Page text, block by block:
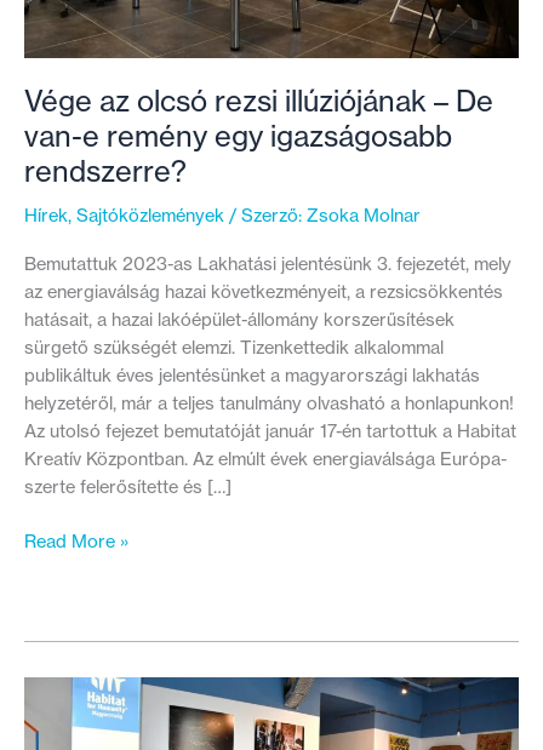
Vége az olcsó rezsi illúziójának – De
van-e remény egy igazságosabb
rendszerre?
Hírek, Sajtóközlemények / Szerző: Zsoka Molnar
Bemutattuk 2023-as Lakhatási jelentésünk 3. fejezetét, mely
az energiaválság hazai következményeit, a rezsicsökkentés
hatásait, a hazai lakóépület-állomány korszerűsítések
sürgető szükségét elemzi. Tizenkettedik alkalommal
publikáltuk éves jelentésünket a magyarországi lakhatás
helyzetéről, már a teljes tanulmány olvasható a honlapunkon!
Az utolsó fejezet bemutatóját január 17-én tartottuk a Habitat
Kreatív Központban. Az elmúlt évek energiaválsága Európa-
szerte felerősítette és […]
Vége
–
van-
Read More »